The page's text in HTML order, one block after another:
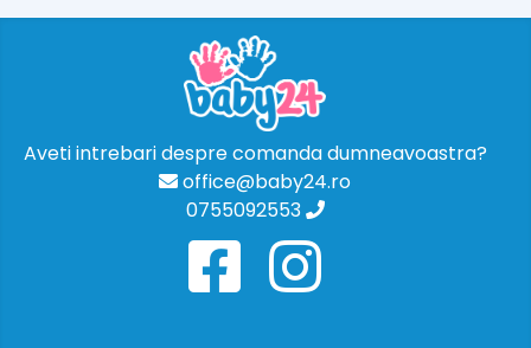
Aveti intrebari despre comanda dumneavoastra?
office@baby24.ro
0755092553